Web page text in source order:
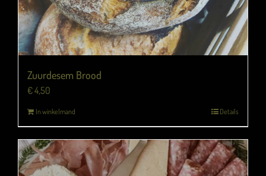
Zuurdesem Brood
€4,50
In winkelmand Details